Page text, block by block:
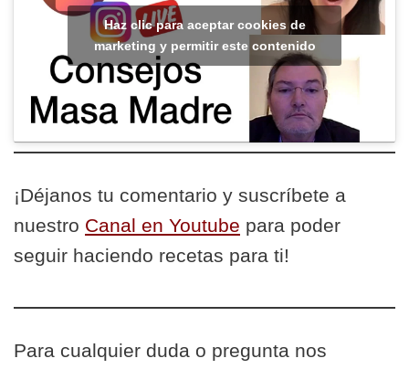
Haz clic para aceptar cookies de
marketing y permitir este contenido
¡Déjanos tu comentario y suscríbete a
nuestro Canal en Youtube para poder
seguir haciendo recetas para ti!
Para cualquier duda o pregunta nos